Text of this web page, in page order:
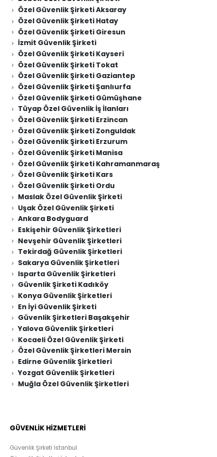
Özel Güvenlik Şirketi Aksaray
Özel Güvenlik Şirketi Hatay
Özel Güvenlik Şirketi Giresun
İzmit Güvenlik Şirketi
Özel Güvenlik Şirketi Kayseri
Özel Güvenlik Şirketi Tokat
Özel Güvenlik Şirketi Gaziantep
Özel Güvenlik Şirketi Şanlıurfa
Özel Güvenlik Şirketi Gümüşhane
Tüyap Özel Güvenlik İş İlanları
Özel Güvenlik Şirketi Erzincan
Özel Güvenlik Şirketi Zonguldak
Özel Güvenlik Şirketi Erzurum
Özel Güvenlik Şirketi Manisa
Özel Güvenlik Şirketi Kahramanmaraş
Özel Güvenlik Şirketi Kars
Özel Güvenlik Şirketi Ordu
Maslak Özel Güvenlik Şirketi
Uşak Özel Güvenlik Şirketi
Ankara Bodyguard
Eskişehir Güvenlik Şirketleri
Nevşehir Güvenlik Şirketleri
Tekirdağ Güvenlik Şirketleri
Sakarya Güvenlik Şirketleri
Isparta Güvenlik Şirketleri
Güvenlik Şirketi Kadıköy
Konya Güvenlik Şirketleri
En İyi Güvenlik Şirketi
Güvenlik Şirketleri Başakşehir
Yalova Güvenlik Şirketleri
Kocaeli Özel Güvenlik Şirketi
Özel Güvenlik Şirketleri Mersin
Edirne Güvenlik Şirketleri
Yozgat Güvenlik Şirketleri
Muğla Özel Güvenlik Şirketleri
GÜVENLİK HİZMETLERİ
Güvenlik Şirketi İstanbul